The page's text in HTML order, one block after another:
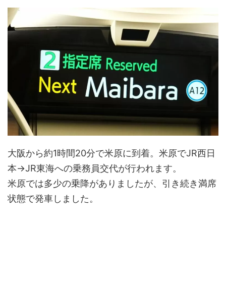
大阪から約1時間20分で米原に到着。米原でJR西日
本→JR東海への乗務員交代が行われます。
米原では多少の乗降がありましたが、引き続き満席
状態で発車しました。